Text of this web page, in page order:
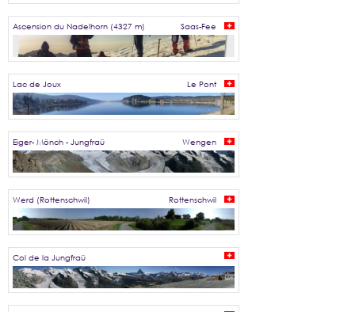
Ascension du Nadelhorn (4327 m) Saas-Fee
Lac de Joux Le Pont
Eiger- Mönch - Jungfraü Wengen
Werd (Rottenschwil) Rottenschwil
Col de la Jungfraü